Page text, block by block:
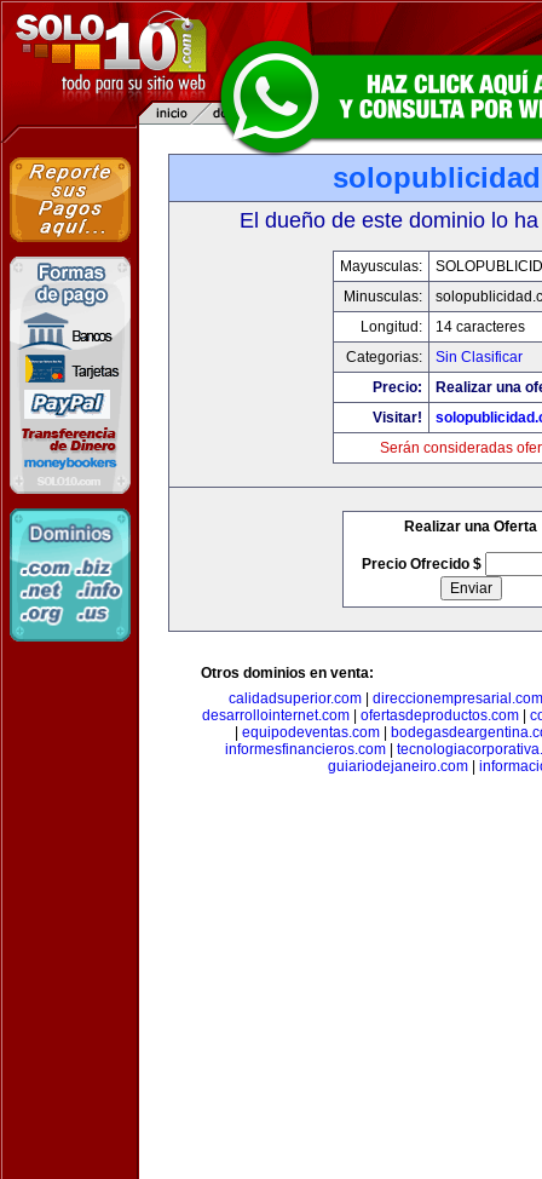
El dueño de este dominio lo
Mayusculas:
Minusculas:
Longitud:
14 caracteres
Categorias:
Sin Clasificar
Precio:
Realizar una
Visitar!
Serán consideradas
Realizar una Oferta
Precio Ofrecido $
Otros dominios en venta:
calidadsuperior.com
direccionempresarial.com
desarrollointernet.com| ofertasdeproductos.com|
equipodeventas.com
informesfinancieros.com
guiariodejaneiro.com|